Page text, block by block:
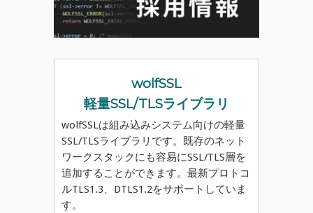
wolfSSL
軽量SSL/TLSライブラリ
wolfSSLは組み込みシステム向けの軽量
SSL/TLSライブラリです。既存のネット
ワークスタックにも容易にSSL/TLS層を
追加することができます。最新プロトコ
ルTLS1.3、DTLS1.2をサポートしていま
す。